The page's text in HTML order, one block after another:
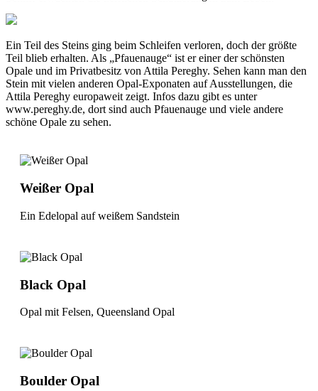
Ein Teil des Steins ging beim Schleifen verloren, doch der größte
Teil blieb erhalten. Als „Pfauenauge“ ist er einer der schönsten
Opale und im Privatbesitz von Attila Pereghy. Sehen kann man den
Stein mit vielen anderen Opal-Exponaten auf Ausstellungen, die
Attila Pereghy europaweit zeigt. Infos dazu gibt es unter
www.pereghy.de, dort sind auch Pfauenauge und viele andere
schöne Opale zu sehen.
Weißer Opal
Ein Edelopal auf weißem Sandstein
Black Opal
Opal mit Felsen, Queensland Opal
Boulder Opal